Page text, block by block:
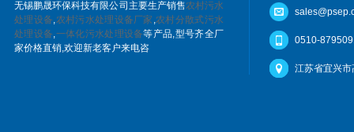
无锡鹏晟环保科技有限公司主要生产销售农村污水
处理设备,农村污水处理设备厂家 ,农村分散式污水
处理设备,一体化污水处理设备等产品,型号齐全厂
家价格直销,欢迎新老客户来电咨
0510-
江苏省宜兴